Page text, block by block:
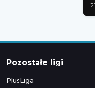
Pozostałe ligi
PlusLiga